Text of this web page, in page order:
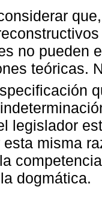
no pueden
teóricas.
legislador
esta misma
dogmática.